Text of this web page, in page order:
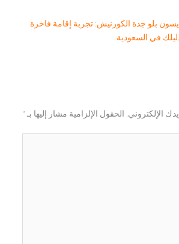
بلو جدة الكورنيش: تجربة إقامة فاخرة
في السعودية
الإلكتروني. الحقول الإلزامية مشار إليها بـ *